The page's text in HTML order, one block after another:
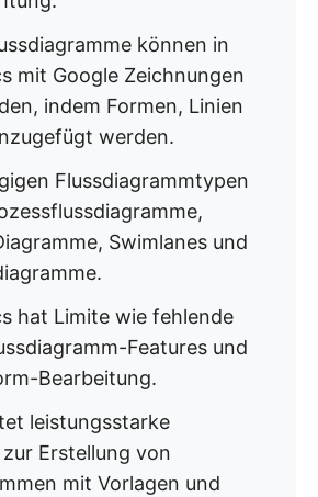
können in
mit Google Zeichnungen
indem Formen, Linien
werden.
Flussdiagrammtypen
Swimlanes und
hat Limite wie fehlende
Features und
Bearbeitung.
leistungsstarke
Erstellung von
mit Vorlagen und